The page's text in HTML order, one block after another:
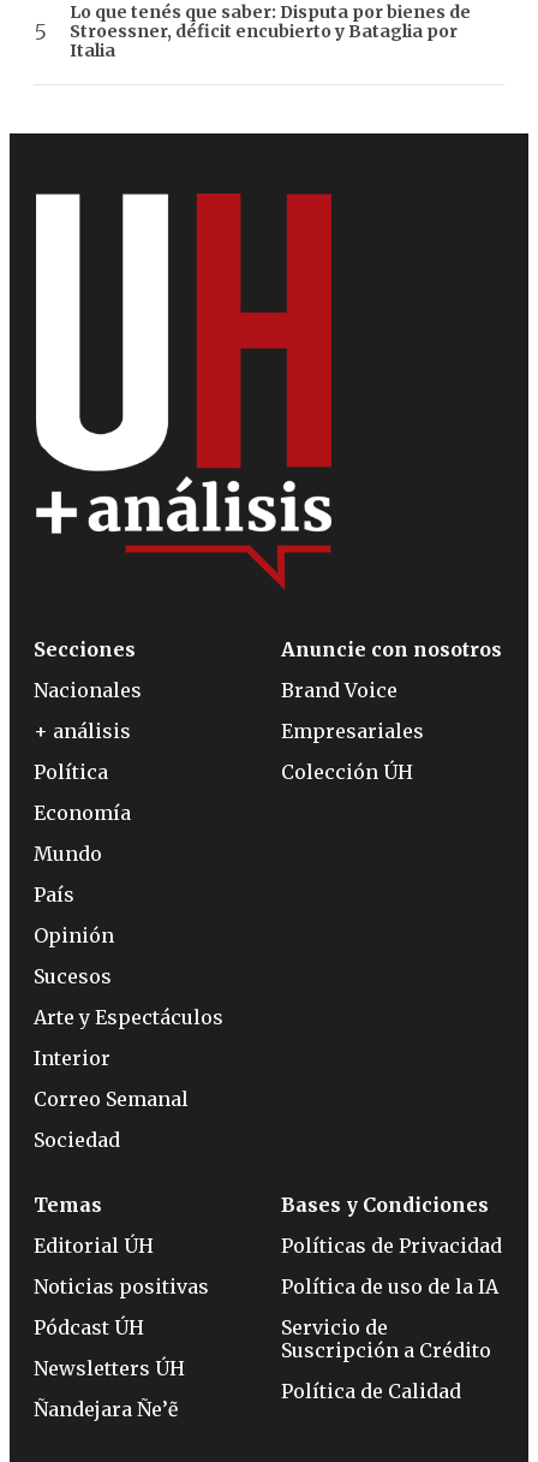
Lo que tenés que saber: Disputa por bienes de
Stroessner, déficit encubierto y Bataglia por
Italia
Secciones
Nacionales
+ análisis
Política
Economía
Mundo
País
Opinión
Sucesos
Arte y Espectáculos
Interior
Correo Semanal
Sociedad
Anuncie con nosotros
Brand Voice
Empresariales
Colección ÚH
Temas
Editorial ÚH
Noticias positivas
Pódcast ÚH
Newsletters ÚH
Ñandejara Ñe’ẽ
Bases y Condiciones
Políticas de Privacidad
Política de uso de la IA
Servicio de
Suscripción a Crédito
Política de Calidad